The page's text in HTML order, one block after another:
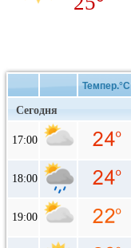
Темпер.°C
Сегодня
17:00
18:00
19:00